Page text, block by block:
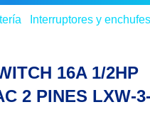
Interruptores y enchufes
16A 1/2HP
2 PINES LXW-